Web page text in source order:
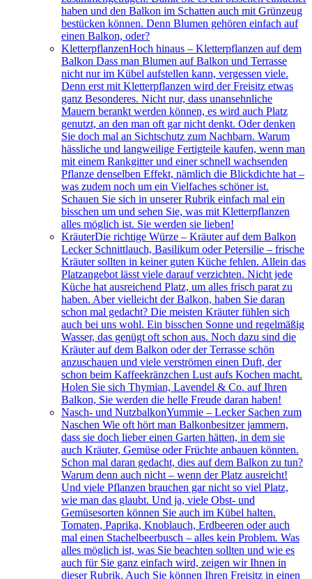
haben und den Balkon im Schatten auch mit Grünzeug
bestücken können. Denn Blumen gehören einfach auf
einen Balkon, oder?
KletterpflanzenHoch hinaus – Kletterpflanzen auf dem
Balkon Dass man Blumen auf Balkon und Terrasse
nicht nur im Kübel aufstellen kann, vergessen viele.
Denn erst mit Kletterpflanzen wird der Freisitz etwas
ganz Besonderes. Nicht nur, dass unansehnliche
Mauern berankt werden können, es wird auch Platz
genutzt, an den man oft gar nicht denkt. Oder denken
Sie doch mal an Sichtschutz zum Nachbarn. Warum
hässliche und langweilige Fertigteile kaufen, wenn man
mit einem Rankgitter und einer schnell wachsenden
Pflanze denselben Effekt, nämlich die Blickdichte hat –
was zudem noch um ein Vielfaches schöner ist.
Schauen Sie sich in unserer Rubrik einfach mal ein
bisschen um und sehen Sie, was mit Kletterpflanzen
alles möglich ist. Sie werden sie lieben!
KräuterDie richtige Würze – Kräuter auf dem Balkon
Lecker Schnittlauch, Basilikum oder Petersilie – frische
Kräuter sollten in keiner guten Küche fehlen. Allein das
Platzangebot lässt viele darauf verzichten. Nicht jede
Küche hat ausreichend Platz, um alles frisch parat zu
haben. Aber vielleicht der Balkon, haben Sie daran
schon mal gedacht? Die meisten Kräuter fühlen sich
auch bei uns wohl. Ein bisschen Sonne und regelmäßig
Wasser, das genügt oft schon aus. Noch dazu sind die
Kräuter auf dem Balkon oder der Terrasse schön
anzuschauen und viele verströmen einen Duft, der
schon beim Kaffeekränzchen Lust aufs Kochen macht.
Holen Sie sich Thymian, Lavendel & Co. auf Ihren
Balkon, Sie werden die helle Freude daran haben!
Nasch- und NutzbalkonYummie – Lecker Sachen zum
Naschen Wie oft hört man Balkonbesitzer jammern,
dass sie doch lieber einen Garten hätten, in dem sie
auch Kräuter, Gemüse oder Früchte anbauen könnten.
Schon mal daran gedacht, dies auf dem Balkon zu tun?
Warum denn auch nicht – wenn der Platz ausreicht!
Und viele Pflanzen brauchen gar nicht so viel Platz,
wie man das glaubt. Und ja, viele Obst- und
Gemüsesorten können Sie auch im Kübel halten.
Tomaten, Paprika, Knoblauch, Erdbeeren oder auch
mal einen Stachelbeerbusch – alles kein Problem. Was
alles möglich ist, was Sie beachten sollten und wie es
auch für Sie ganz einfach wird, zeigen wir Ihnen in
dieser Rubrik. Auch Sie können Ihren Freisitz in einen